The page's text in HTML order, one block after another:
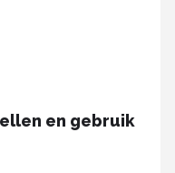
en gebruik